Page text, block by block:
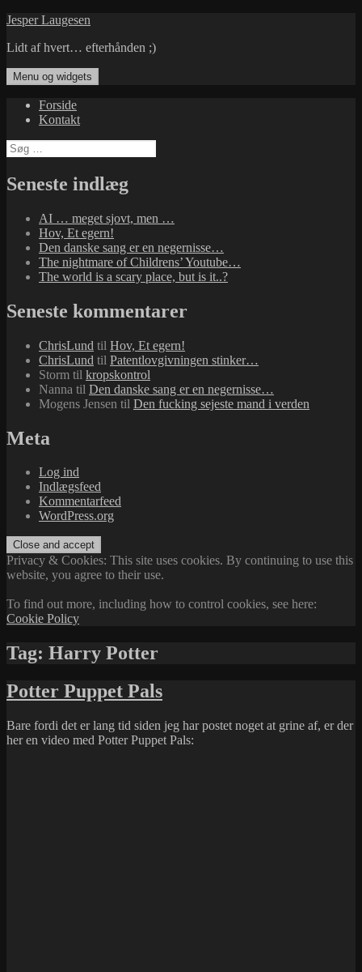
Hop
indhold
Jesper Laugesen
Lidt af hvert… efterhånden ;)
Menu og widgets
Forside
Kontakt
Søg
efter:
Seneste indlæg
AI … meget sjovt, men …
Hov, Et egern!
Den danske sang er en negernisse…
The nightmare of Childrens’ Youtube…
The world is a scary place, but is it..?
Seneste kommentarer
ChrisLund til Hov, Et egern!
ChrisLund til Patentlovgivningen stinker…
Storm til kropskontrol
Nanna til Den danske sang er en negernisse…
Mogens Jensen til Den fucking sejeste mand i verden
Meta
Log ind
Indlægsfeed
Kommentarfeed
WordPress.org
Privacy & Cookies: This site uses cookies. By continuing to use this
website, you agree to their use.
To find out more, including how to control cookies, see here:
Cookie Policy
Tag: Harry Potter
Potter Puppet Pals
Bare fordi det er lang tid siden jeg har postet noget at grine af, er der
her en video med Potter Puppet Pals: